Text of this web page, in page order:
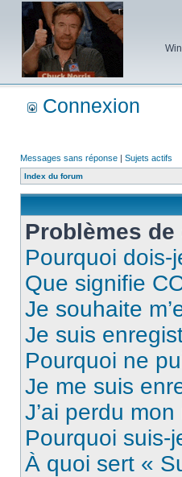
Connexion
Messages sans réponse | Sujets actifs
Index du forum
Problèmes
Pourquoi dois-
Que signifie
Je souhaite
Je suis
Pourquoi ne
Je me suis
J’ai perdu
Pourquoi suis-
À quoi sert «